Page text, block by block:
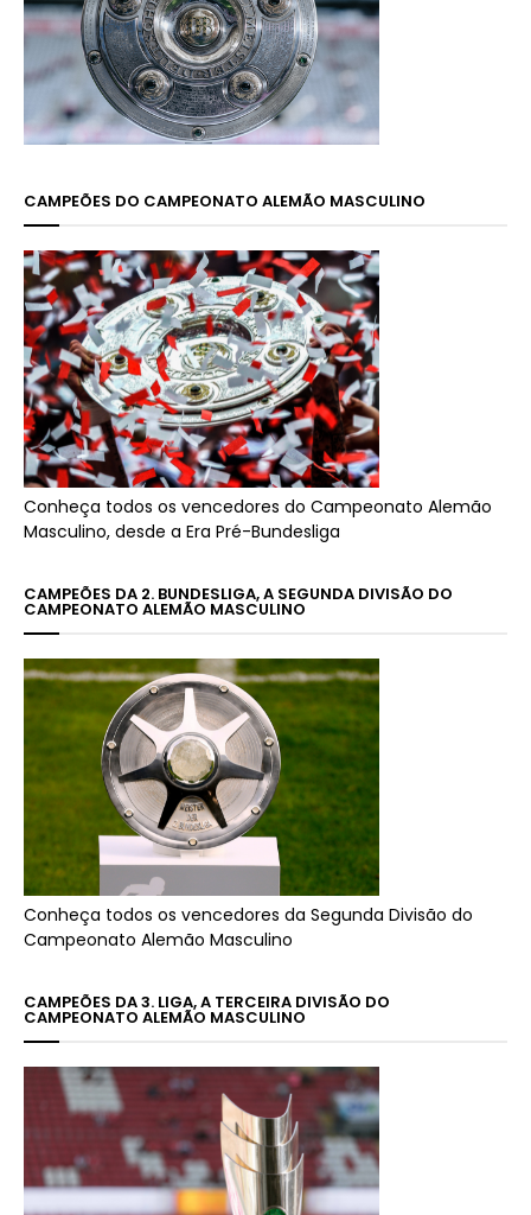
CAMPEÕES DO CAMPEONATO ALEMÃO MASCULINO
Conheça todos os vencedores do Campeonato Alemão
Masculino, desde a Era Pré-Bundesliga
CAMPEÕES DA 2. BUNDESLIGA, A SEGUNDA DIVISÃO DO
CAMPEONATO ALEMÃO MASCULINO
Conheça todos os vencedores da Segunda Divisão do
Campeonato Alemão Masculino
CAMPEÕES DA 3. LIGA, A TERCEIRA DIVISÃO DO
CAMPEONATO ALEMÃO MASCULINO